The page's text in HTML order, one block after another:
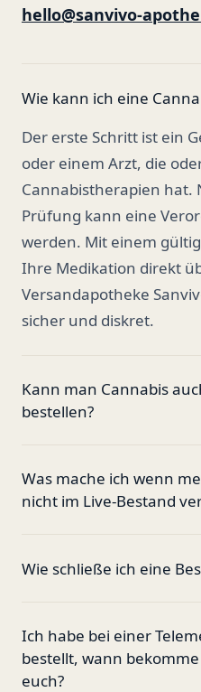
hello@sanvivo-
Wie kann ich eine
Der erste Schritt ist ein
oder einem Arzt, die
Cannabistherapien hat.
Prüfung kann eine
werden. Mit einem
Ihre Medikation direkt
Versandapotheke
sicher und diskret.
Kann man Cannabis
bestellen?
Was mache ich wenn
nicht im Live-Bestand
Wie schließe ich eine
Ich habe bei einer
bestellt, wann
euch?